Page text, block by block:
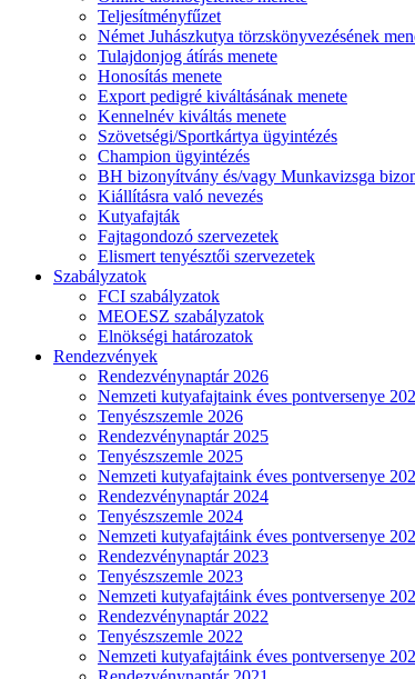
Teljesítményfűzet
Német Juhászkutya törzskönyvezésének
Tulajdonjog átírás menete
Honosítás menete
Export pedigré kiváltásának menete
Kennelnév kiváltás menete
Szövetségi/Sportkártya ügyintézés
Champion ügyintézés
BH bizonyítvány és/vagy Munkavizsga
Kiállításra való nevezés
Kutyafajták
Fajtagondozó szervezetek
Elismert tenyésztői szervezetek
Szabályzatok
FCI szabályzatok
MEOESZ szabályzatok
Elnökségi határozatok
Rendezvények
Rendezvénynaptár 2026
Nemzeti kutyafajtaink éves pontversenye
Tenyészszemle 2026
Rendezvénynaptár 2025
Tenyészszemle 2025
Nemzeti kutyafajtaink éves pontversenye
Rendezvénynaptár 2024
Tenyészszemle 2024
Nemzeti kutyafajtáink éves pontversenye
Rendezvénynaptár 2023
Tenyészszemle 2023
Nemzeti kutyafajtáink éves pontversenye
Rendezvénynaptár 2022
Tenyészszemle 2022
Nemzeti kutyafajtáink éves pontversenye